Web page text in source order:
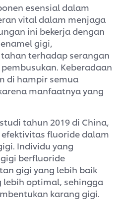
esensial dalam
vital dalam menjaga
ini bekerja dengan
gigi,
terhadap serangan
Keberadaan
di hampir semua
manfaatnya yang
tahun 2019 di China,
fluoride dalam
Individu yang
berfluoride
gigi yang lebih baik
lebih optimal, sehingga
karang gigi.